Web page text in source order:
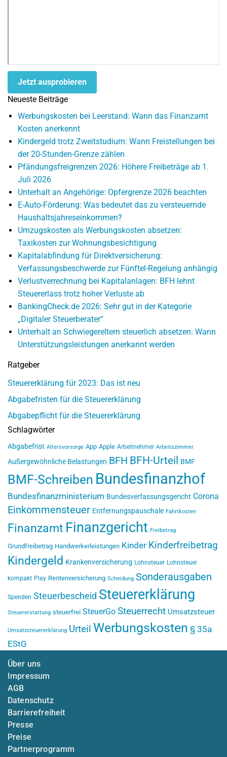
Jetzt ausprobieren
Neueste Beiträge
Werbungskosten bei Leerstand: Wann das Finanzamt
Kosten anerkennt
Kindergeld trotz Zweitstudium: Wann Freistellungen bei
der 20-Stunden-Grenze zählen
Pfändungsfreigrenzen 2026: Höhere Freibeträge ab 1.
Juli 2026
Unterhalt an Angehörige: Opfergrenze 2026 beachten
E-Auto-Förderung: Was bedeutet das zu versteuernde
Haushaltsjahreseinkommen?
Umzugskosten als Werbungskosten absetzen:
Taxikosten zur Wohnungsbesichtigung
Kapitalabfindung für Direktversicherung:
Verfassungsbeschwerde zur Fünftel-Regelung anhängig
Verlustverrechnung bei Kapitalanlagen: BFH lehnt
Steuererlass trotz hoher Verluste ab
BankingCheck.de 2026: Sehr gut in der Kategorie
„Digitaler Steuerberater“
Unterhalt an Schwiegereltern steuerlich absetzen: Wann
Unterstützungsleistungen anerkannt werden
Ratgeber
Steuererklärung für 2023: Das ist neu
Abgabefristen für die Steuererklärung
Abgabepflicht für die Steuererklärung
Schlagwörter
Abgabefrist Altersvorsorge App Apple Arbeitnehmer Arbeitszimmer
Außergewöhnliche Belastungen BFH BFH-Urteil BMF
BMF-Schreiben Bundesfinanzhof
Bundesfinanzministerium Bundesverfassungsgericht Corona
Einkommensteuer Entfernungspauschale Fahrtkosten
Finanzamt Finanzgericht Freibetrag
Grundfreibetrag Handwerkerleistungen Kinder Kinderfreibetrag
Kindergeld Krankenversicherung Lohnsteuer Lohnsteuer
kompakt Play Rentenversicherung Scheidung Sonderausgaben
Spenden Steuerbescheid Steuererklärung
Steuererstattung steuerfrei SteuerGo Steuerrecht Umsatzsteuer
Umsatzsteuererklärung Urteil Werbungskosten § 35a
EStG
Über uns
Impressum
AGB
Datenschutz
Barrierefreiheit
Presse
Preise
Partnerprogramm